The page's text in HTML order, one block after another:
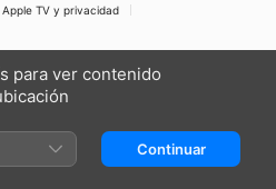
Apple TV y privacidad
para ver contenido
Continuar